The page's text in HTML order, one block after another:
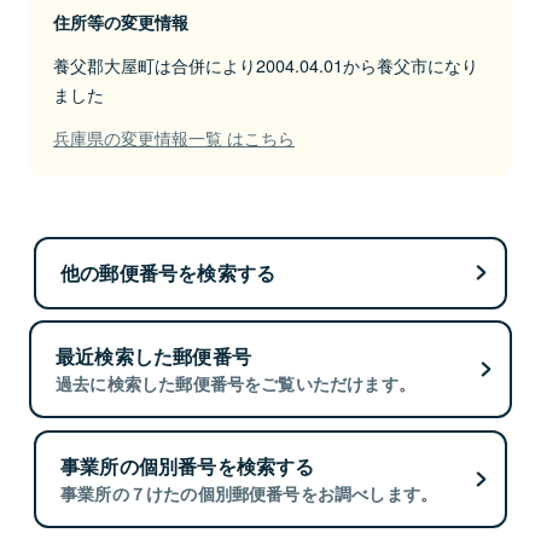
住所等の変更情報
養父郡大屋町は合併により2004.04.01から養父市になり
ました
兵庫県の変更情報一覧 はこちら
他の郵便番号を検索する
最近検索した郵便番号
過去に検索した郵便番号をご覧いただけます。
事業所の個別番号を検索する
事業所の７けたの個別郵便番号をお調べします。